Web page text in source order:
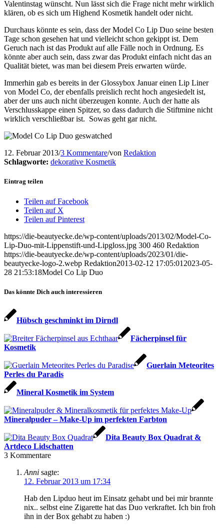
Valentinstag wünscht. Nun lässt sich die Frage nicht mehr wirklich
klären, ob es sich um Highend Kosmetik handelt oder nicht.
Durchaus könnte es sein, dass der Model Co Lip Duo seine besten
Tage schon gesehen hat und vielleicht schon gekippt ist. Dem
Geruch nach ist das Produkt auf alle Fälle noch in Ordnung. Es
könnte aber auch sein, dass zwar das Produkt einfach nicht das an
Qualität bietet, was man bei diesem Preis erwarten würde.
Immerhin gab es bereits in der Glossybox Januar einen Lip Liner
von Model Co, der ebenfalls preislich recht hoch angesiedelt ist,
aber der uns auch nicht überzeugen konnte. Auch der hatte als
Verschlusskappe einen Spitzer, so dass dadurch die Stiftmine nicht
wirklich verschließbar ist. Sowas geht gar nicht.
12. Februar 2013/3 Kommentare/von Redaktion
Schlagworte: dekorative Kosmetik
Eintrag teilen
Teilen auf Facebook
Teilen auf X
Teilen auf Pinterest
https://die-beautyecke.de/wp-content/uploads/2013/02/Model-Co-
Lip-Duo-mit-Lippenstift-und-Lipgloss.jpg 300 460 Redaktion
https://die-beautyecke.de/wp-content/uploads/2023/01/die-
beautyecke-logo-2.webp Redaktion2013-02-12 17:05:01 2023-05-
28 21:53:18Model Co Lip Duo
Das könnte Dich auch interessieren
Hübsch geschminkt im Dirndl
Fächerpinsel für
Kosmetik
Guerlain Meteorites
Perles du Paradis
Mineral Kosmetik im System
Mineralpuder – Make-Up im perfekten Farbton
Dita Beauty Box Quadrat &
Artdeco Lidschatten
3 Kommentare
Anni sagte:
12. Februar 2013 um 17:34
Hab den Lipduo heut im Einsatz gehabt und bei mir brannte
nix.. selbst eine Zigarette hat das Duo verkraftet. Ich bin froh
ihn in der Box gehabt zu haben :)